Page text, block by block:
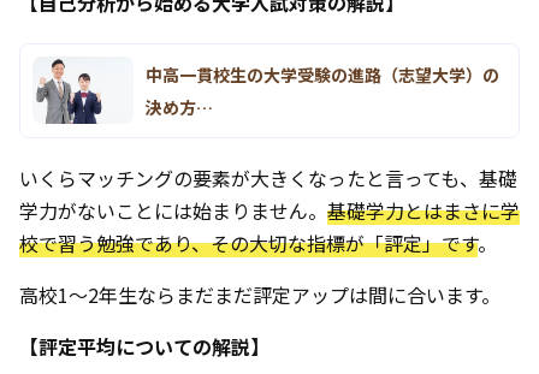
中高一貫校生の大学受験の進路（志望大学）の
決め方…
いくらマッチングの要素が大きくなったと言っても、基礎
学力がないことには始まりません。 基礎学力とはまさに学
校で習う勉強であり、その大切な指標が「評定」です。
高校1〜2年生ならまだまだ評定アップは間に合います。
【評定平均についての解説】